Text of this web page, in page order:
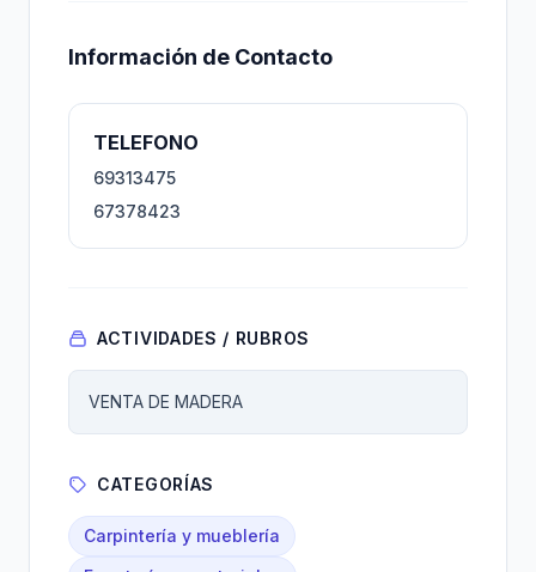
Información de Contacto
TELEFONO
69313475
67378423
ACTIVIDADES / RUBROS
VENTA DE MADERA
CATEGORÍAS
Carpintería y mueblería